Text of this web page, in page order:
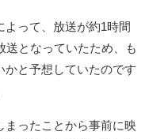
って、放送が約1時間
送となっていたため、も
かと予想していたのです
まったことから事前に映